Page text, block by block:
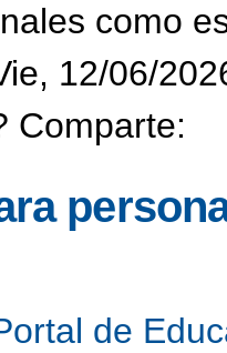
como
12/06/
Comparte:
de